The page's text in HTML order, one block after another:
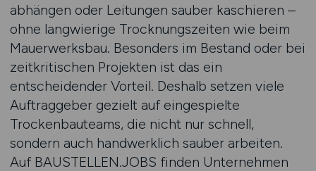
abhängen oder Leitungen sauber kaschieren –
ohne langwierige Trocknungszeiten wie beim
Mauerwerksbau. Besonders im Bestand oder bei
zeitkritischen Projekten ist das ein
entscheidender Vorteil. Deshalb setzen viele
Auftraggeber gezielt auf eingespielte
Trockenbauteams, die nicht nur schnell,
sondern auch handwerklich sauber arbeiten.
Auf BAUSTELLEN.JOBS finden Unternehmen